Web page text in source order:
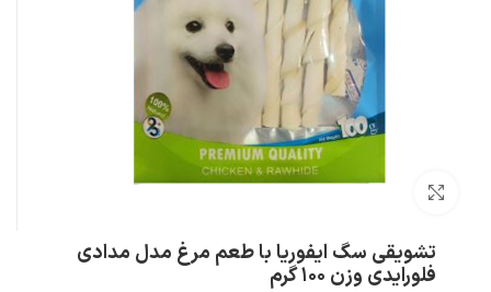
تشویقی سگ ایفوریا با طعم مرغ مدل مدادی
فلورایدی وزن ۱۰۰ گرم